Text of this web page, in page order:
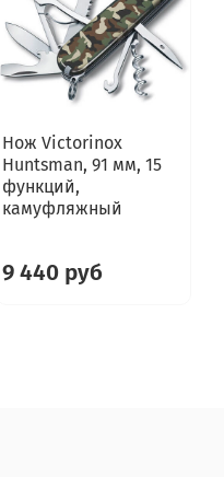
Нож Victorinox
Huntsman, 91 мм, 15
функций,
камуфляжный
9 440 руб